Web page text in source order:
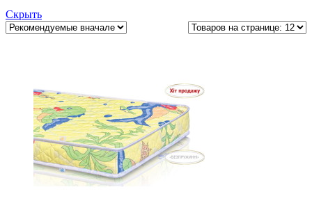
Скрыть